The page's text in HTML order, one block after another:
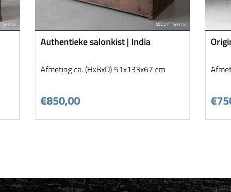
Authentieke salonkist | India
Afmeting ca. (HxBxD) 51x133x67 cm
€850,00